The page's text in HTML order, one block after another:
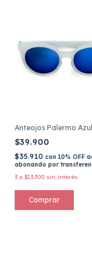
Anteojos Palermo Azul
$39.900
$35.910 con 10% OFF
abonando por
3 x $13.300 sin interés